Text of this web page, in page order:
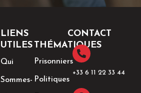
LIENS
UTILES
Qui
Sommes-
THÉMATIQUES
Prisonniers
Politiques
CONTACT
+33 6 11 22 33 44​